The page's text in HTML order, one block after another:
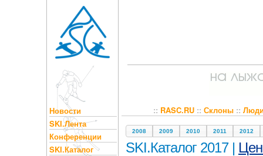
Новости
SKI.Лента
Конференции
SKI.Каталог
:: RASC.RU:: Склоны::
2008 2009 2010 2011 2012
SKI.Каталог 2017 |